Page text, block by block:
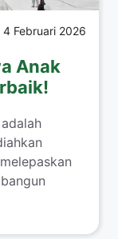
4 Februari 2026
Anak